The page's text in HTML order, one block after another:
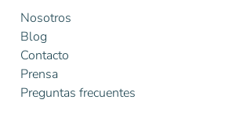
Nosotros
Blog
Contacto
Prensa
Preguntas frecuentes